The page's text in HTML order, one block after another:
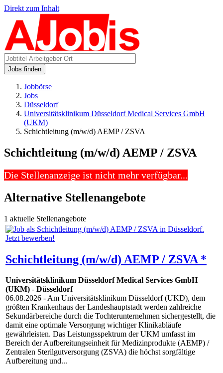
Direkt zum Inhalt
Jobs finden
Jobbörse
Jobs
Düsseldorf
Universitätsklinikum Düsseldorf Medical Services GmbH
(UKM)
Schichtleitung (m/w/d) AEMP / ZSVA
Schichtleitung (m/w/d) AEMP / ZSVA
Die Stellenanzeige ist nicht mehr verfügbar...
Alternative Stellenangebote
1 aktuelle Stellenangebote
Schichtleitung (m/w/d) AEMP / ZSVA *
Universitätsklinikum Düsseldorf Medical Services GmbH
(UKM) - Düsseldorf
06.08.2026 - Am Universitätsklinikum Düsseldorf (UKD), dem
größten Krankenhaus der Landeshauptstadt werden zahlreiche
Sekundärbereiche durch die Tochterunternehmen sichergestellt, die
damit eine optimale Versorgung wichtiger Klinikabläufe
gewährleisten. Das Leistungsspektrum der UKM umfasst im
Bereich der Aufbereitungseinheit für Medizinprodukte (AEMP) /
Zentralen Sterilgutversorgung (ZSVA) die höchst sorgfältige
Aufbereitung und...